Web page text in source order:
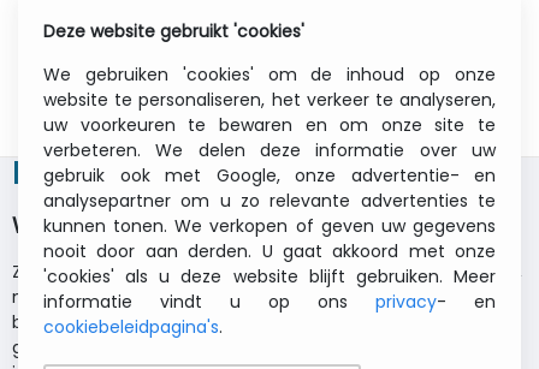
Het cookiebeleid van ITCurry
Wat zijn cookies?
Zoals dat bij de meeste professionele websites gebruikelijk is,
maakt ook deze site gebruik van cookies. Dat zijn kleine
bestandjes die op je computer worden gedownload om je
gebruikerservaring te verbeteren. Op deze pagina verneem
Deze website gebruikt 'cookies'
We gebruiken 'cookies' om de inhoud op onze
website te personaliseren, het verkeer te analyseren,
uw voorkeuren te bewaren en om onze site te
verbeteren. We delen deze informatie over uw
gebruik ook met Google, onze advertentie- en
analysepartner om u zo relevante advertenties te
kunnen tonen. We verkopen of geven uw gegevens
nooit door aan derden. U gaat akkoord met onze
'cookies' als u deze website blijft gebruiken. Meer
informatie vindt u op ons privacy- en
cookiebeleidpagina's.